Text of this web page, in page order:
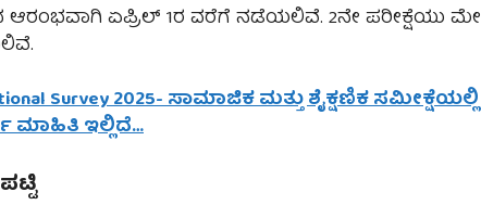
ಆರಂಭವಾಗಿ ಏಪ್ರಿಲ್ 1ರ ವರೆಗೆ ನಡೆಯಲಿವೆ. 2ನೇ ಪರೀಕ್ಷೆಯು ಮೇ
Survey 2025- ಸಾಮಾಜಿಕ ಮತ್ತು ಶೈಕ್ಷಣಿಕ ಸಮೀಕ್ಷೆಯಲ್ಲಿ
ಮಾಹಿತಿ ಇಲ್ಲಿದೆ…